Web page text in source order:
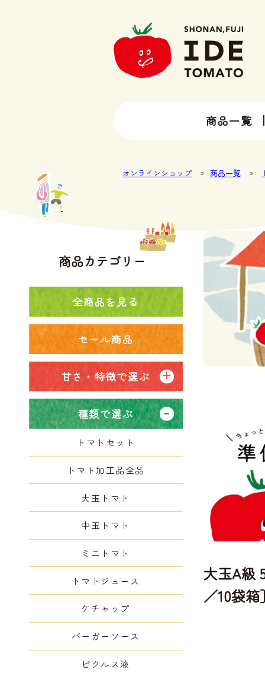
商品一覧
オンラインショップ » 商品一覧 »
大玉A級
／10袋箱
商品カテゴリー
全商品を見る
セール商品
甘さ・特徴で選ぶ
種類で選ぶ
トマトセット
トマト加工品全品
大玉トマト
中玉トマト
ミニトマト
トマトジュース
ケチャップ
バーガーソース
ピクルス液